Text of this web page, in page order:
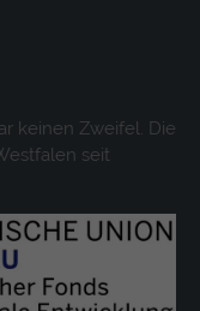
keinen Zweifel. Die
seit